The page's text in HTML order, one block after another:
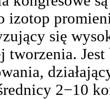
izotop
się
tworzenia.
2−10